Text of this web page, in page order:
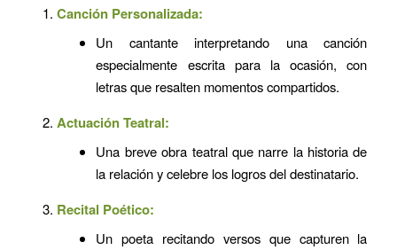
Canción Personalizada:
Un cantante interpretando una canción
especialmente escrita para la ocasión, con
letras que resalten momentos compartidos.
Actuación Teatral:
Una breve obra teatral que narre la historia de
la relación y celebre los logros del destinatario.
Recital Poético:
Un poeta recitando versos que capturen la